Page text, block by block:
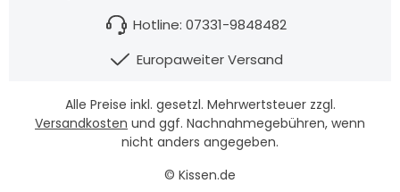
Hotline: 07331-9848482
Europaweiter Versand
© Kissen.de
Alle Preise inkl. gesetzl. Mehrwertsteuer zzgl.
Versandkosten und ggf. Nachnahmegebühren, wenn
nicht anders angegeben.